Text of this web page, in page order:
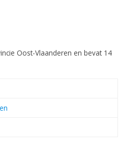
Oost-Vlaanderen en bevat 14